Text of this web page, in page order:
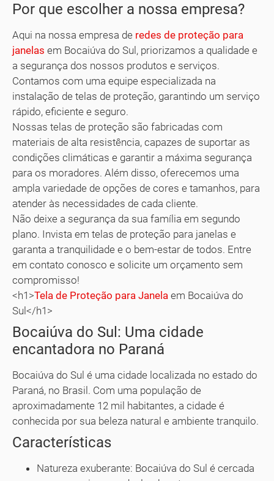
Por que escolher a nossa empresa?
Aqui na nossa empresa de redes de proteção para
janelas em Bocaiúva do Sul, priorizamos a qualidade e
a segurança dos nossos produtos e serviços.
Contamos com uma equipe especializada na
instalação de telas de proteção, garantindo um serviço
rápido, eficiente e seguro.
Nossas telas de proteção são fabricadas com
materiais de alta resistência, capazes de suportar as
condições climáticas e garantir a máxima segurança
para os moradores. Além disso, oferecemos uma
ampla variedade de opções de cores e tamanhos, para
atender às necessidades de cada cliente.
Não deixe a segurança da sua família em segundo
plano. Invista em telas de proteção para janelas e
garanta a tranquilidade e o bem-estar de todos. Entre
em contato conosco e solicite um orçamento sem
compromisso!
<h1>Tela de Proteção para Janela em Bocaiúva do
Sul</h1>
Bocaiúva do Sul: Uma cidade
encantadora no Paraná
Bocaiúva do Sul é uma cidade localizada no estado do
Paraná, no Brasil. Com uma população de
aproximadamente 12 mil habitantes, a cidade é
conhecida por sua beleza natural e ambiente tranquilo.
Características
Natureza exuberante: Bocaiúva do Sul é cercada